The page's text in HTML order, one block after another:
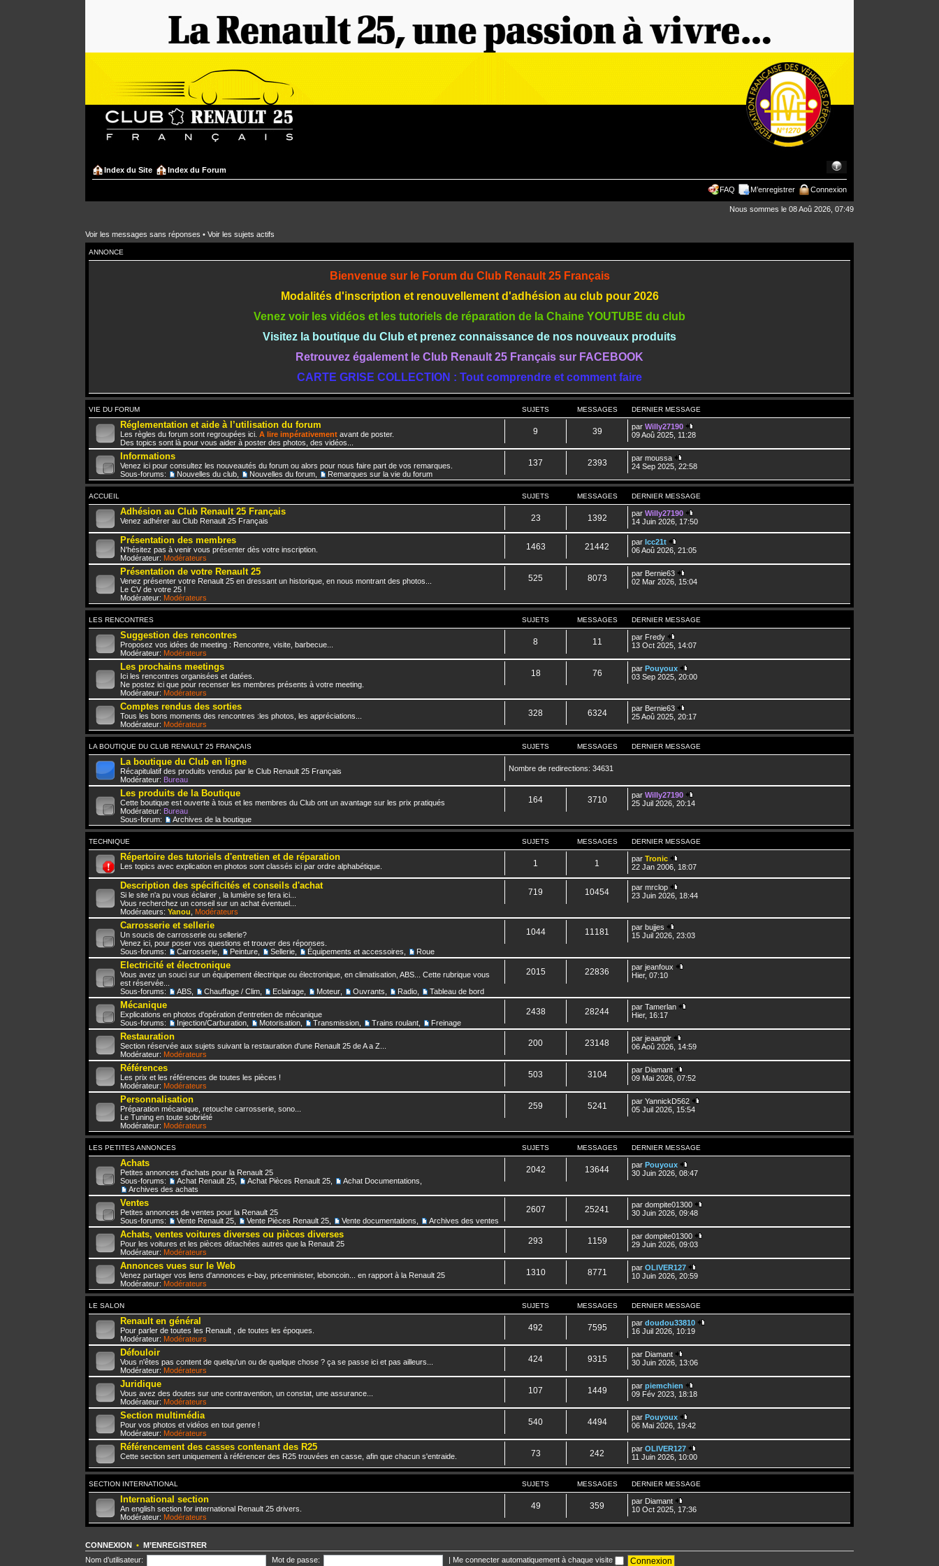
Index du Site Index du Forum
FAQ M’enregistrer Connexion
Nous sommes le 08 Aoû 2026, 07:49
Voir les messages sans réponses • Voir les sujets actifs
ANNONCE
Bienvenue sur le Forum du Club Renault 25 Français
Modalités d'inscription et renouvellement d'adhésion au club pour 2026
Venez voir les vidéos et les tutoriels de réparation de la Chaine YOUTUBE du club
Visitez la boutique du Club et prenez connaissance de nos nouveaux produits
Retrouvez également le Club Renault 25 Français sur FACEBOOK
CARTE GRISE COLLECTION : Tout comprendre et comment faire
VIE DU FORUM SUJETS MESSAGES DERNIER MESSAGE
Réglementation et aide à l’utilisation du forum
Les règles du forum sont regroupées ici. A lire impérativement avant de poster.
Des topics sont là pour vous aider à poster des photos, des vidéos...
9 39 parWilly27190
09 Aoû 2025, 11:28
Informations
Venez ici pour consultez les nouveautés du forum ou alors pour nous faire part de vos remarques.
Sous-forums:
Nouvelles du club Nouvelles du forum Remarques sur la vie du forum
137 2393 parmoussa
24 Sep 2025, 22:58
ACCUEIL SUJETS MESSAGES DERNIER MESSAGE
Adhésion au Club Renault 25 Français
Venez adhérer au Club Renault 25 Français 23 1392 parWilly27190
14 Juin 2026, 17:50
Présentation des membres
N'hésitez pas à venir vous présenter dès votre inscription.
Modérateur: Modérateurs
1463 21442 parlcc21t
06 Aoû 2026, 21:05
Présentation de votre Renault 25
Venez présenter votre Renault 25 en dressant un historique, en nous montrant des photos...
Le CV de votre 25 !
Modérateur: Modérateurs
525 8073 par Bernie63
02 Mar 2026, 15:04
LES RENCONTRES SUJETS MESSAGES DERNIER MESSAGE
Suggestion des rencontres
Proposez vos idées de meeting : Rencontre, visite, barbecue...
Modérateur: Modérateurs
8 11 par Fredy
13 Oct 2025, 14:07
Les prochains meetings
Ici les rencontres organisées et datées.
Ne postez ici que pour recenser les membres présents à votre meeting.
Modérateur: Modérateurs
18 76 parPouyoux
03 Sep 2025, 20:00
Comptes rendus des sorties
Tous les bons moments des rencontres :les photos, les appréciations...
Modérateur: Modérateurs
328 6324 par Bernie63
25 Aoû 2025, 20:17
LA BOUTIQUE DU CLUB RENAULT 25 FRANÇAIS SUJETS MESSAGES DERNIER MESSAGE
La boutique du Club en ligne
Récapitulatif des produits vendus par le Club Renault 25 Français
Modérateur: Bureau
Nombre de redirections: 34631
Les produits de la Boutique
Cette boutique est ouverte à tous et les membres du Club ont un avantage sur les prix pratiqués
Modérateur: Bureau
Sous-forum:
Archives de la boutique
164 3710 parWilly27190
25 Juil 2026, 20:14
TECHNIQUE SUJETS MESSAGES DERNIER MESSAGE
Répertoire des tutoriels d'entretien et de réparation
Les topics avec explication en photos sont classés ici par ordre alphabétique. 1 1 parTronic
22 Jan 2006, 18:07
Description des spécificités et conseils d'achat
Si le site n'a pu vous éclairer , la lumière se fera ici...
Vous recherchez un conseil sur un achat éventuel...
Modérateurs: Yanou Modérateurs
719 10454 parmrclop
23 Juin 2026, 18:44
Carrosserie et sellerie
Un soucis de carrosserie ou sellerie?
Venez ici, pour poser vos questions et trouver des réponses.
Sous-forums:
Carrosserie Peinture Sellerie Équipements et accessoires Roue
1044 11181 parbujjes
15 Juil 2026, 23:03
Electricité et électronique
Vous avez un souci sur un équipement électrique ou électronique, en climatisation, ABS... Cette rubrique vous
est réservée...
Sous-forums:
ABS Chauffage / Clim Eclairage Moteur Ouvrants Radio Tableau de bord
2015 22836 parjeanfoux
Hier, 07:10
Mécanique
Explications en photos d'opération d'entretien de mécanique
Sous-forums:
Injection/Carburation Motorisation Transmission Trains roulant Freinage
2438 28244 parTamerlan
Hier, 16:17
Restauration
Section réservée aux sujets suivant la restauration d'une Renault 25 de A a Z...
Modérateur: Modérateurs
200 23148 parjeaanplr
06 Aoû 2026, 14:59
Références
Les prix et les références de toutes les pièces !
Modérateur: Modérateurs
503 3104 par Diamant
09 Mai 2026, 07:52
Personnalisation
Préparation mécanique, retouche carrosserie, sono...
Le Tuning en toute sobriété
Modérateur: Modérateurs
259 5241 parYannickD562
05 Juil 2026, 15:54
LES PETITES ANNONCES SUJETS MESSAGES DERNIER MESSAGE
Achats
Petites annonces d'achats pour la Renault 25
Sous-forums:
Achat Renault 25 Achat Pièces Renault 25 Achat Documentations
Archives des achats
2042 13644 parPouyoux
30 Juin 2026, 08:47
Ventes
Petites annonces de ventes pour la Renault 25
Sous-forums:
Vente Renault 25 Vente Pièces Renault 25 Vente documentations Archives des ventes
2607 25241 pardompite01300
30 Juin 2026, 09:48
Achats, ventes voitures diverses ou pièces diverses
Pour les voitures et les pièces détachées autres que la Renault 25
Modérateur: Modérateurs
293 1159 pardompite01300
29 Juin 2026, 09:03
Annonces vues sur le Web
Venez partager vos liens d'annonces e-bay, priceminister, leboncoin... en rapport à la Renault 25
Modérateur: Modérateurs
1310 8771 parOLIVER127
10 Juin 2026, 20:59
LE SALON SUJETS MESSAGES DERNIER MESSAGE
Renault en général
Pour parler de toutes les Renault , de toutes les époques.
Modérateur: Modérateurs
492 7595 pardoudou33810
16 Juil 2026, 10:19
Défouloir
Vous n'êtes pas content de quelqu'un ou de quelque chose ? ça se passe ici et pas ailleurs...
Modérateur: Modérateurs
424 9315 par Diamant
30 Juin 2026, 13:06
Juridique
Vous avez des doutes sur une contravention, un constat, une assurance...
Modérateur: Modérateurs
107 1449 parpiemchien
09 Fév 2023, 18:18
Section multimédia
Pour vos photos et vidéos en tout genre !
Modérateur: Modérateurs
540 4494 parPouyoux
06 Mai 2026, 19:42
Référencement des casses contenant des R25
Cette section sert uniquement à référencer des R25 trouvées en casse, afin que chacun s'entraide. 73 242 parOLIVER127
11 Juin 2026, 10:00
SECTION INTERNATIONAL SUJETS MESSAGES DERNIER MESSAGE
International section
An english section for international Renault 25 drivers.
Modérateur: Modérateurs
49 359 par Diamant
10 Oct 2025, 17:36
CONNEXION • M’ENREGISTRER
Nom d’utilisateur:
Mot de passe: Me connecter automatiquement à chaque visite